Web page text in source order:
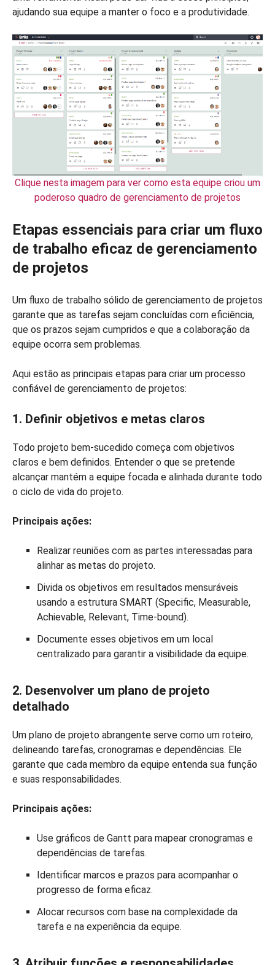
ajudando sua equipe a manter o foco e a produtividade.
Clique nesta imagem para ver como esta equipe criou um
poderoso quadro de gerenciamento de projetos
Etapas essenciais para criar um fluxo
de trabalho eficaz de gerenciamento
de projetos
Um fluxo de trabalho sólido de gerenciamento de projetos
garante que as tarefas sejam concluídas com eficiência,
que os prazos sejam cumpridos e que a colaboração da
equipe ocorra sem problemas.
Aqui estão as principais etapas para criar um processo
confiável de gerenciamento de projetos:
1. Definir objetivos e metas claros
Todo projeto bem-sucedido começa com objetivos
claros e bem definidos. Entender o que se pretende
alcançar mantém a equipe focada e alinhada durante todo
o ciclo de vida do projeto.
Principais ações:
Realizar reuniões com as partes interessadas para
alinhar as metas do projeto.
Divida os objetivos em resultados mensuráveis
usando a estrutura SMART (Specific, Measurable,
Achievable, Relevant, Time-bound).
Documente esses objetivos em um local
centralizado para garantir a visibilidade da equipe.
2. Desenvolver um plano de projeto
detalhado
Um plano de projeto abrangente serve como um roteiro,
delineando tarefas, cronogramas e dependências. Ele
garante que cada membro da equipe entenda sua função
e suas responsabilidades.
Principais ações:
Use gráficos de Gantt para mapear cronogramas e
dependências de tarefas.
Identificar marcos e prazos para acompanhar o
progresso de forma eficaz.
Alocar recursos com base na complexidade da
tarefa e na experiência da equipe.